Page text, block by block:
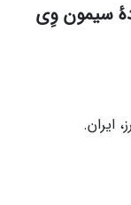
سیمون وِی
ایران.